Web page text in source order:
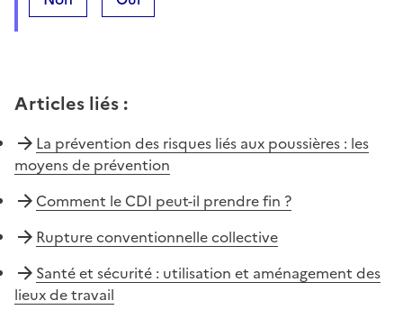
Articles liés :
La prévention des risques liés aux poussières : les
moyens de prévention
Comment le CDI peut-il prendre fin ?
Rupture conventionnelle collective
Santé et sécurité : utilisation et aménagement des
lieux de travail